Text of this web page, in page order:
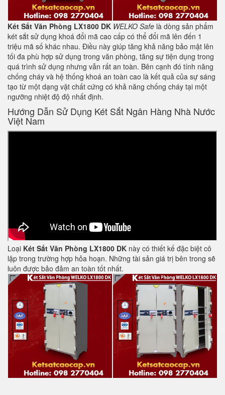
Két Sắt Văn Phòng LX1800 DK WELKO Safe là dòng sản phẩm
két sắt sử dụng khoá đổi mã cao cấp có thể đổi mã lên đến 1
triệu mã số khác nhau. Điều này giúp tăng khả năng bảo mật lên
tối đa phù hợp sử dụng trong văn phòng, tăng sự tiện dụng trong
quá trình sử dụng nhưng vẫn rất an toàn. Bên cạnh đó tính năng
chống cháy và hệ thống khoá an toàn cao là kết quả của sự sáng
tạo từ một dạng vật chất cứng có khả năng chống cháy tại một
ngưỡng nhiệt độ độ nhất định.
Hướng Dẫn Sử Dụng Két Sắt Ngân Hàng Nhà Nước
Việt Nam
Loại Két Sắt Văn Phòng LX1800 DK này có thiết kế đặc biệt cô
lập trong trường hợp hỏa hoạn. Những tài sản giá trị bên trong sẽ
luôn được bảo đảm an toàn tốt nhất.